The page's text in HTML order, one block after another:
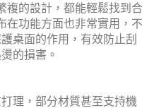
複的設計，都能輕鬆找到合
在功能方面也非常實用，不
桌面的作用，有效防止刮
的損害。
理，部分材質甚至支持機